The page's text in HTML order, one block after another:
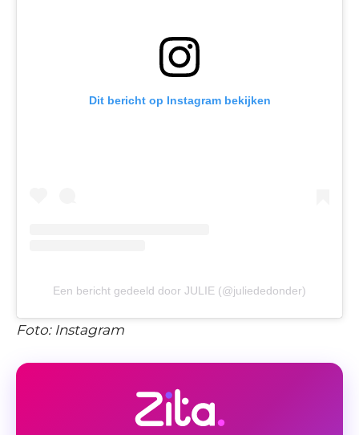
Dit bericht op Instagram bekijken
Een bericht gedeeld door JULIE (@juliededonder)
Foto: Instagram